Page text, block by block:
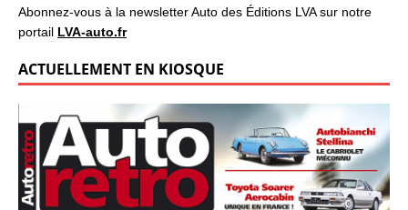
Abonnez-vous à la newsletter Auto des Éditions LVA sur notre
portail LVA-auto.fr
ACTUELLEMENT EN KIOSQUE